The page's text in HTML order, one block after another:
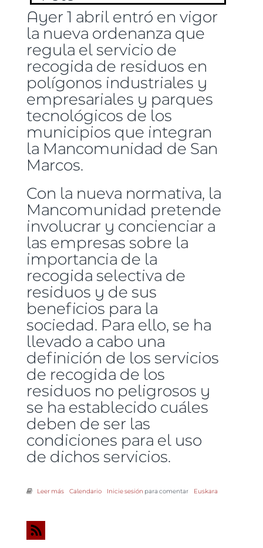
Ayer 1 abril entró en vigor
la nueva ordenanza que
regula el servicio de
recogida de residuos en
polígonos industriales y
empresariales y parques
tecnológicos de los
municipios que integran
la Mancomunidad de San
Marcos.
Con la nueva normativa, la
Mancomunidad pretende
involucrar y concienciar a
las empresas sobre la
importancia de la
recogida selectiva de
residuos y de sus
beneficios para la
sociedad. Para ello, se ha
llevado a cabo una
definición de los servicios
de recogida de los
residuos no peligrosos y
se ha establecido cuáles
deben de ser las
condiciones para el uso
de dichos servicios.
Leer mássobre Nueva normativa para regular el servicio de recogida de
Calendario Inicie sesión para comentar Euskara